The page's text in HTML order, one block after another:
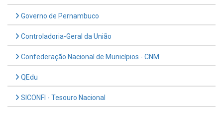
Governo de Pernambuco
Controladoria-Geral da União
Confederação Nacional de Municípios - CNM
QEdu
SICONFI - Tesouro Nacional